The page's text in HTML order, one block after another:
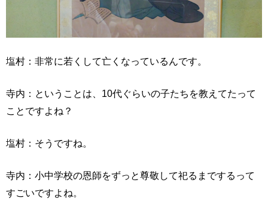
塩村：非常に若くして亡くなっているんです。
寺内：ということは、10代ぐらいの子たちを教えてたって
ことですよね？
塩村：そうですね。
寺内：小中学校の恩師をずっと尊敬して祀るまでするって
すごいですよね。